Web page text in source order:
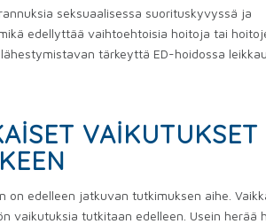
seksuaalisessa suorituskyvyssä ja
edellyttää vaihtoehtoisia hoitoja tai
tärkeyttä ED-hoidossa
VAIKUTUKSET
on edelleen jatkuvan tutkimuksen aihe.
vaikutuksia tutkitaan edelleen. Usein herää